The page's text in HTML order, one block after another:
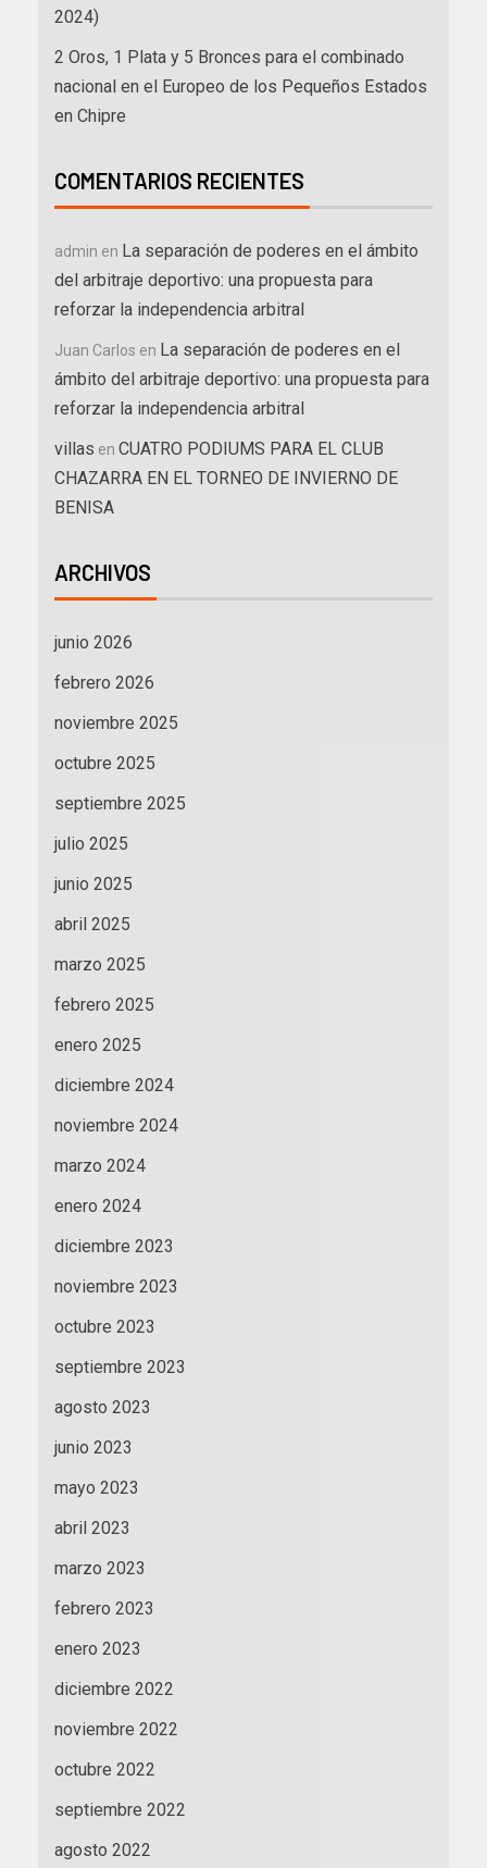
2024)
2 Oros, 1 Plata y 5 Bronces para el combinado
nacional en el Europeo de los Pequeños Estados
en Chipre
COMENTARIOS RECIENTES
admin en La separación de poderes en el ámbito
del arbitraje deportivo: una propuesta para
reforzar la independencia arbitral
Juan Carlos en La separación de poderes en el
ámbito del arbitraje deportivo: una propuesta para
reforzar la independencia arbitral
villas en CUATRO PODIUMS PARA EL CLUB
CHAZARRA EN EL TORNEO DE INVIERNO DE
BENISA
ARCHIVOS
junio 2026
febrero 2026
noviembre 2025
octubre 2025
septiembre 2025
julio 2025
junio 2025
abril 2025
marzo 2025
febrero 2025
enero 2025
diciembre 2024
noviembre 2024
marzo 2024
enero 2024
diciembre 2023
noviembre 2023
octubre 2023
septiembre 2023
agosto 2023
junio 2023
mayo 2023
abril 2023
marzo 2023
febrero 2023
enero 2023
diciembre 2022
noviembre 2022
octubre 2022
septiembre 2022
agosto 2022